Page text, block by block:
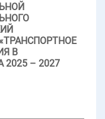
В
– 2027